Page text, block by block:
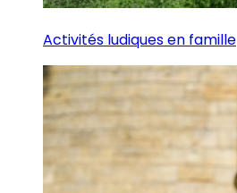
Activités ludiques en famille